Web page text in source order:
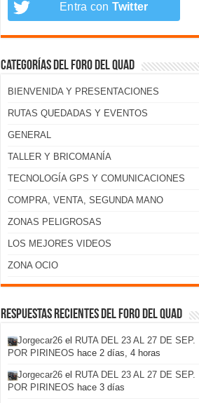
Entra con Twitter
Categorías del foro del Quad
BIENVENIDA Y PRESENTACIONES
RUTAS QUEDADAS Y EVENTOS
GENERAL
TALLER Y BRICOMANÍA
TECNOLOGÍA GPS Y COMUNICACIONES
COMPRA, VENTA, SEGUNDA MANO
ZONAS PELIGROSAS
LOS MEJORES VIDEOS
ZONA OCIO
Respuestas recientes del foro del Quad
Jorgecar26 el RUTA DEL 23 AL 27 DE SEP.
POR PIRINEOS hace 2 días, 4 horas
Jorgecar26 el RUTA DEL 23 AL 27 DE SEP.
POR PIRINEOS hace 3 días